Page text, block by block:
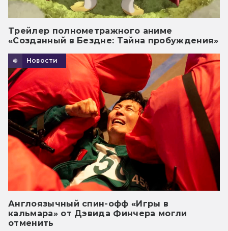
Трейлер полнометражного аниме
«Созданный в Бездне: Тайна пробуждения»
Новости
Англоязычный спин-офф «Игры в
кальмара» от Дэвида Финчера могли
отменить